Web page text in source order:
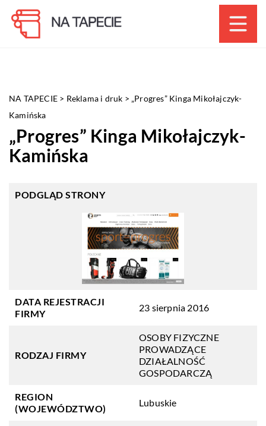
NA TAPECIE > Reklama i druk > „Progres” Kinga Mikołajczyk-
Kamińska
„Progres” Kinga Mikołajczyk-
Kamińska
PODGLĄD STRONY
DATA REJESTRACJI
FIRMY
23 sierpnia 2016
RODZAJ FIRMY
OSOBY FIZYCZNE
PROWADZĄCE
DZIAŁALNOŚĆ
GOSPODARCZĄ
REGION
(WOJEWÓDZTWO)
Lubuskie